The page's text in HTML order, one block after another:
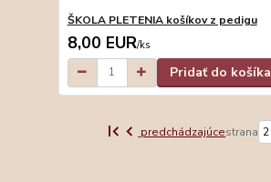
ŠKOLA PLETENIA košíkov z pedigu
8,00 EUR/ks
Pridať do košíka
predchádzajúcestrana